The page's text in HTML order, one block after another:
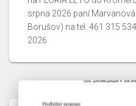
srpna 2026 paní
Borušov) na tel. 461 315
2026